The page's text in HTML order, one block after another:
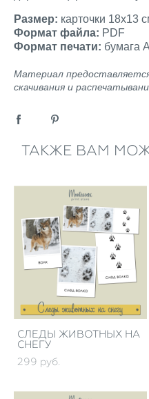
Размер: карточки 18х13
Формат файла: PDF
Формат печати: бумага
Материал
скачивания и
ТАКЖЕ ВАМ
СЛЕДЫ ЖИВОТНЫХ НА
СНЕГУ
299 pуб.